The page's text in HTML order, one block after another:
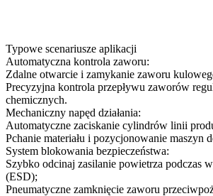
Typowe scenariusze aplikacji
Automatyczna kontrola zaworu:
Zdalne otwarcie i zamykanie zaworu
Precyzyjna kontrola przepływu zaworów
chemicznych.
Mechaniczny napęd działania:
Automatyczne zaciskanie cylindrów linii
Pchanie materiału i pozycjonowanie maszyn
System blokowania bezpieczeństwa:
Szybko odcinaj zasilanie powietrza podczas
(ESD);
Pneumatyczne zamknięcie zaworu